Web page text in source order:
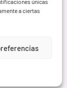
únicas
a ciertas